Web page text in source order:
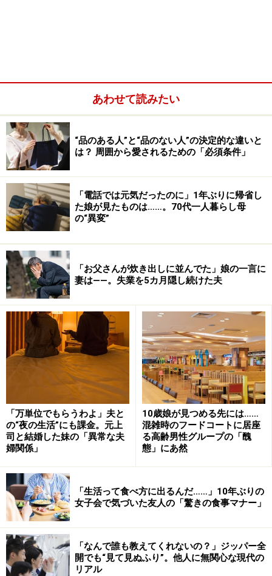
夫の頼みたくない家事ランキング 夫に頼みたくない家事の
「該当なし」が73票で2位だが、今回は、頼みたくない家事
内容の比較を優先
口座・お金の管理
」と答えた理由として挙げられたの
は、「きちんと管理してくれていると思っていたら、家
賃が滞納、光熱費も2カ月遅れで焦った」「夫が口座を
管理しているが、『食費をちょうだい』というと『そん
なにいるの？』と言われる」「妻に厳しく言うのに本人
はどんぶり勘定」など。お金の管理は夫にまかせながら
も、その現状や不公平感に不安を抱く声が少なからずあ
りました。
「料理周りの家事
ど、料理の後、調味料や油が飛び散り片付けもしてくれ
ないから」「料理は私のテリトリーなのでやってほしく
ないから」などの声が寄せられています。
「キッチン周りの家事・掃除
あわせて読みたい
“品のある人”と“品のない人”の決定的な違いと
は？ 周囲から愛されるための「必須条件」
「電話では元気だったのに」1年ぶりに帰省し
た娘が見たものは……。70代一人暮らし母
の“異変”
「お父さんが炊き出しに並んでた」娘の一言に
妻は――。失業を5カ月隠し続けた夫
「万単位でもらうわよ」夫と
の“夜の生活”にも課金。元上
司と結婚した妹の「異常な夫
婦関係」
10歳娘が見つめる先には……
混雑時のフードコートに居座
る高齢男性グループの「醜
態」にあ然
「生活って食べ方に出るんだ……」10年ぶりの
女子会で気づいた友人の「驚きの食事マナー」
「なんで誰も教えてくれないの？」ジッパー全
開でも“見て見ぬふり”。他人に無関心な現代の
リアル